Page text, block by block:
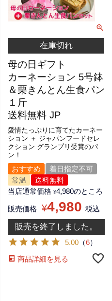
在庫切れ
愛情たっぷりに育てたカーネー
ション ＋ ジャパンフードセレ
クション グランプリ受賞のパ
ン！
母の日ギフト
カーネーション 5号鉢
＆栗きんとん生食パン
１斤
送料無料 JP
おすすめ
着日指定不可
常温
送料無料
当店通常価格 ¥4,980のところ
販売価格 ¥4,980 税込
販売を終了しました。
5.00 （6）
商品詳細を見る